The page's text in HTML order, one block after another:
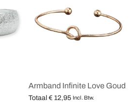
Armband Infinite Love Goud
Totaal € 12,95 Incl. Btw.